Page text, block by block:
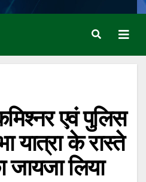
एवं पुलिस
यात्रा के रास्ते
जायजा लिया